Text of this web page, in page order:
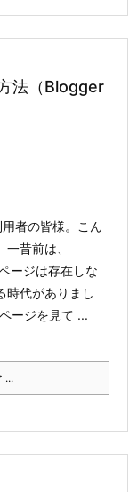
法（Blogger
者の皆様。こん
一昔前は、
ージは存在しな
時代がありまし
ージを見て ...
...